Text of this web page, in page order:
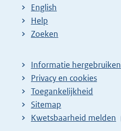
English
Help
Zoeken
Informatie hergebruiken
Privacy en cookies
Toegankelijkheid
Sitemap
E
Kwetsbaarheid melden